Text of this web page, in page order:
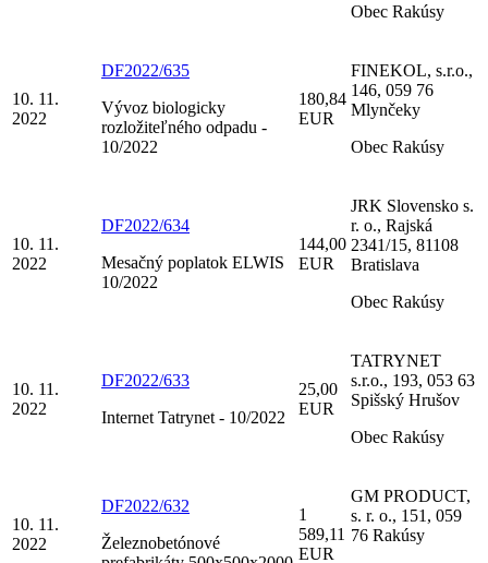
Obec Rakúsy
10. 11.
2022
DF2022/635
Vývoz biologicky
rozložiteľného odpadu -
10/2022
180,84
EUR
FINEKOL, s.r.o.,
146, 059 76
Mlynčeky
Obec Rakúsy
10. 11.
2022
DF2022/634
Mesačný poplatok ELWIS
10/2022
144,00
EUR
JRK Slovensko s.
r. o., Rajská
2341/15, 81108
Bratislava
Obec Rakúsy
10. 11.
2022
DF2022/633
Internet Tatrynet - 10/2022
25,00
EUR
TATRYNET
s.r.o., 193, 053 63
Spišský Hrušov
Obec Rakúsy
10. 11.
2022
DF2022/632
Železnobetónové
1
589,11
EUR
GM PRODUCT,
s. r. o., 151, 059
76 Rakúsy